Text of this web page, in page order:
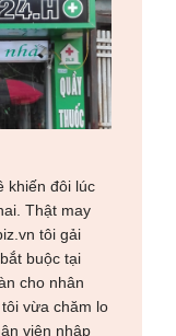
khiến đôi lúc
Thật may
tôi gải
buộc tại
cho nhân
vừa chăm lo
viên nhập